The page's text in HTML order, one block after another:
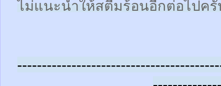
ไม่แนะนำให้สตีมร้อนอีกต่อไปครั